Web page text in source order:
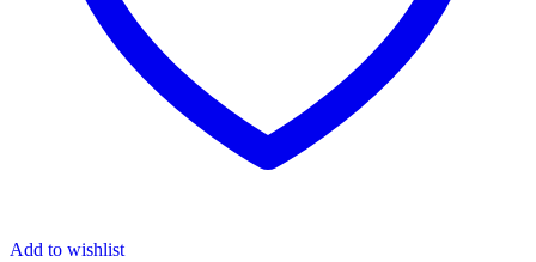
Add to wishlist